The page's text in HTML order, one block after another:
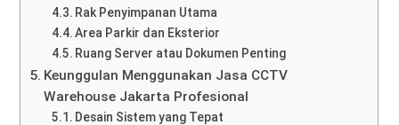
Rak Penyimpanan Utama
Area Parkir dan Eksterior
Ruang Server atau Dokumen Penting
Keunggulan Menggunakan Jasa CCTV
Warehouse Jakarta Profesional
Desain Sistem yang Tepat